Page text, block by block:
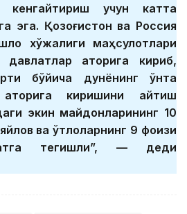
кенгайтириш учун катта
эга. Қозоғистон ва Россия
хўжалиги маҳсулотлари
давлатлар қаторига кириб,
бўйича дунёнинг ўнта
қаторига киришини айтиш
экин майдонларининг 10
ва ўтлоқларнинг 9 фоизи
тегишли”, — деди